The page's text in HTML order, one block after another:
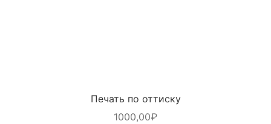
Печать по оттиску
1000,00₽